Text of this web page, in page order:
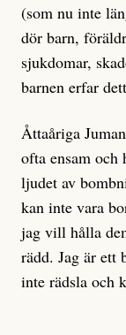
(som nu inte
dör barn,
sjukdomar,
barnen erfar
Åttaåriga
ofta ensam och
ljudet av
kan inte vara
jag vill hålla
rädd. Jag är ett
inte rädsla och